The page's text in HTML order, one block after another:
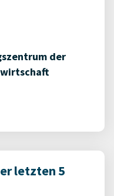
der
letzten 5